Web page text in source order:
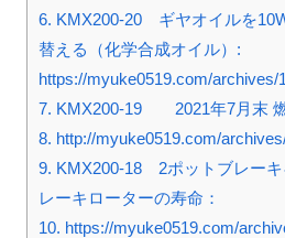
6. KMX200-20 ギヤオイルを
替える（化学合成オイル）:
https://myuke0519.com/archives/
7. KMX200-19 2021年7月末
8. http://myuke0519.com/
9. KMX200-18 2ポットブレー
レーキローターの寿命：
10. https://myuke0519.com/